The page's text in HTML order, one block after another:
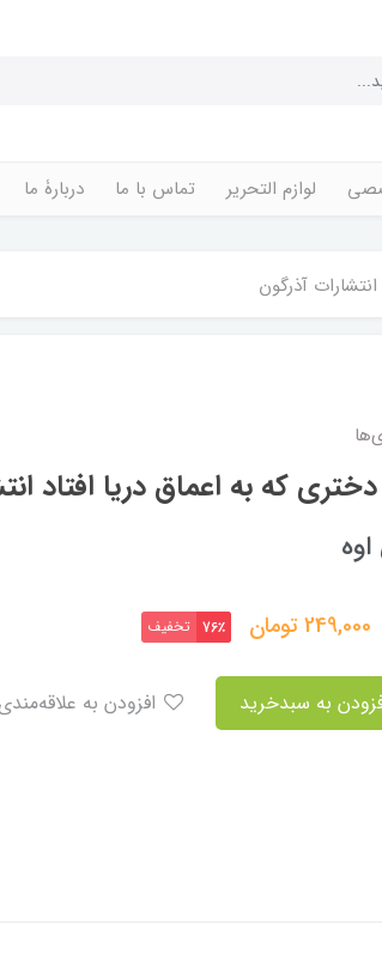
لوازم التحریر تماس با ما دربارۀ ما
آذرگون
که به اعماق دریا افتاد
249,000تومان 76٪ تخفیف